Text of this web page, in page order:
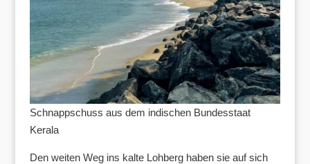
Schnappschuss aus dem indischen Bundesstaat
Kerala
Den weiten Weg ins kalte Lohberg haben sie auf sich